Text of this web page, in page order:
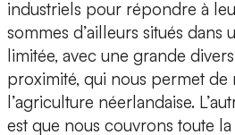
industriels pour répondre à
sommes d’ailleurs situés dans
limitée, avec une grande
proximité, qui nous permet de
l’agriculture néerlandaise.
est que nous couvrons toute